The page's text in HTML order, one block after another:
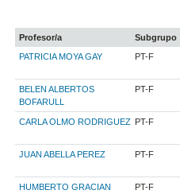
Profesor/a Subgrupo
PATRICIA MOYA GAY
PT-F
BELEN ALBERTOS
BOFARULL
PT-F
CARLA OLMO RODRIGUEZ PT-F
JUAN ABELLA PEREZ PT-F
HUMBERTO GRACIAN
PT-F